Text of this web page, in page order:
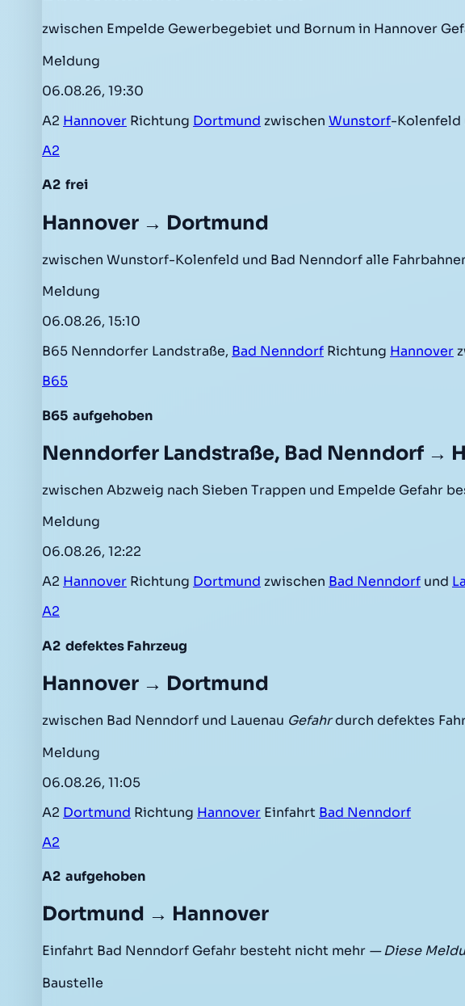
zwischen Empelde Gewerbegebiet und Bornum in Hannover
Meldung
06.08.26, 19:30
A2 Hannover Richtung Dortmund zwischen Wunstorf-Kolenfeld
A2
A2 frei
Hannover → Dortmund
zwischen Wunstorf-Kolenfeld und Bad Nenndorf alle
Meldung
06.08.26, 15:10
B65 Nenndorfer Landstraße, Bad Nenndorf Richtung Hannover
B65
B65 aufgehoben
Nenndorfer Landstraße, Bad Nenndorf →
zwischen Abzweig nach Sieben Trappen und Empelde Gefahr
Meldung
06.08.26, 12:22
A2 Hannover Richtung Dortmund zwischen Bad Nenndorf und
A2
A2 defektes Fahrzeug
Hannover → Dortmund
zwischen Bad Nenndorf und Lauenau Gefahrdurch defektes
Meldung
06.08.26, 11:05
A2 Dortmund Richtung Hannover Einfahrt Bad Nenndorf
A2
A2 aufgehoben
Dortmund → Hannover
Einfahrt Bad Nenndorf Gefahr besteht nicht mehr — Diese
Baustelle